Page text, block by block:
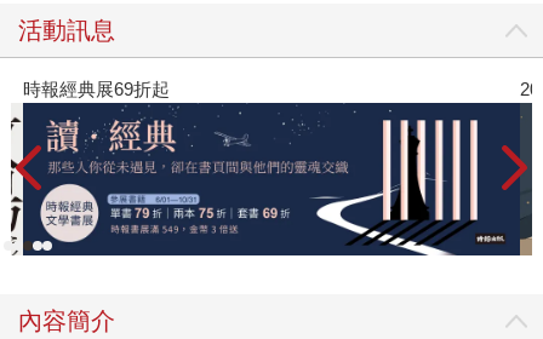
活動訊息
時報經典展69折起
內容簡介